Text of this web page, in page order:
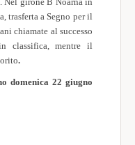
trasferta a Segno per il
chiamate al successo
classifica, mentre il
.
domenica 22 giugno